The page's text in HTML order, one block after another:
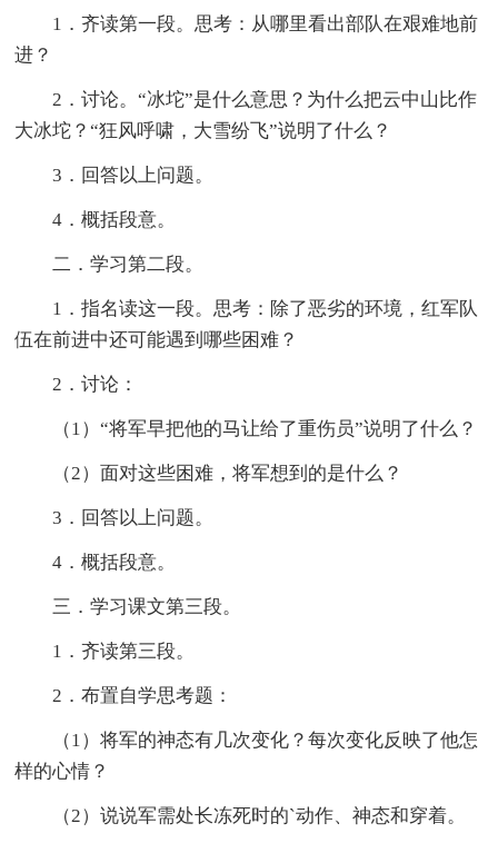
1．齐读第一段。思考：从哪里看出部队在艰难地前
进？
2．讨论。“冰坨”是什么意思？为什么把云中山比作
大冰坨？“狂风呼啸，大雪纷飞”说明了什么？
3．回答以上问题。
4．概括段意。
二．学习第二段。
1．指名读这一段。思考：除了恶劣的环境，红军队
伍在前进中还可能遇到哪些困难？
2．讨论：
（1）“将军早把他的马让给了重伤员”说明了什么？
（2）面对这些困难，将军想到的是什么？
3．回答以上问题。
4．概括段意。
三．学习课文第三段。
1．齐读第三段。
2．布置自学思考题：
（1）将军的神态有几次变化？每次变化反映了他怎
样的心情？
（2）说说军需处长冻死时的`动作、神态和穿着。